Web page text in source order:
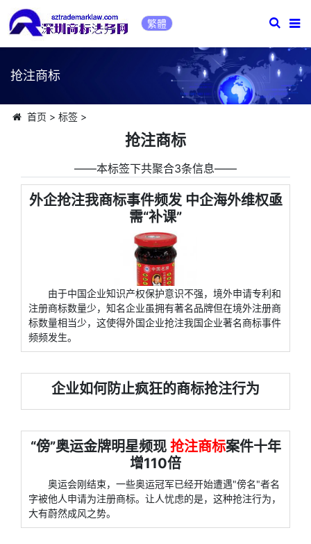
繁體
抢注商标
首页 > 标签>
抢注商标
――本标签下共聚合3条信息――
外企抢注我商标事件频发 中企海外维权亟
需“补课”
由于中国企业知识产权保护意识不强，境外申请专利和
注册商标数量少，知名企业虽拥有著名品牌但在境外注册商
标数量相当少，这使得外国企业抢注我国企业著名商标事件
频频发生。
企业如何防止疯狂的商标抢注行为
“傍”奥运金牌明星频现 抢注商标案件十年
增110倍
奥运会刚结束，一些奥运冠军已经开始遭遇"傍名"者名
字被他人申请为注册商标。让人忧虑的是，这种抢注行为，
大有蔚然成风之势。